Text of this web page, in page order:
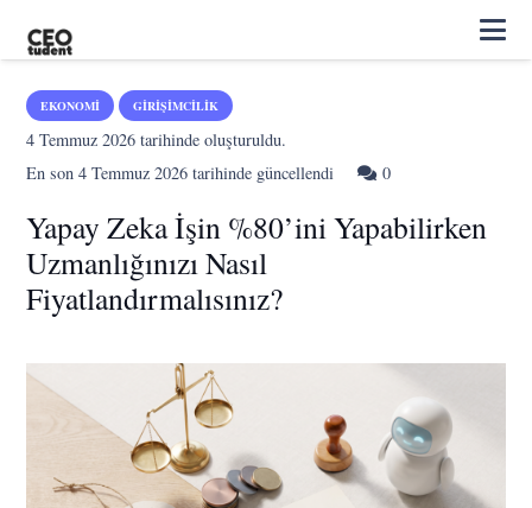
EKONOMI GIRIŞIMCILIK
4 Temmuz 2026 tarihinde oluşturuldu.
En son4 Temmuz 2026 tarihinde güncellendi 0
Yapay Zeka İşin %80’ini Yapabilirken
Uzmanlığınızı Nasıl
Fiyatlandırmalısınız?